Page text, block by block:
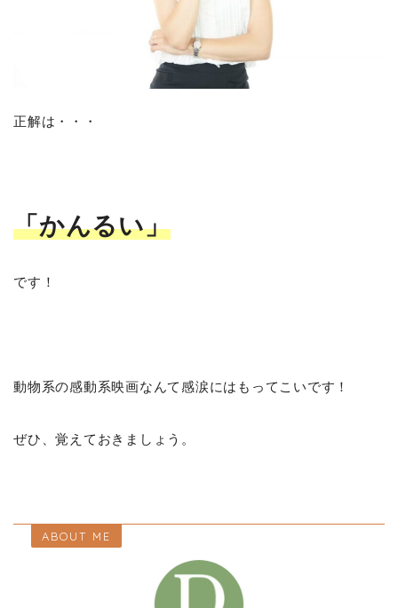
正解は・・・
「かんるい」
です！
動物系の感動系映画なんて感涙にはもってこいです！
ぜひ、覚えておきましょう。
ABOUT ME